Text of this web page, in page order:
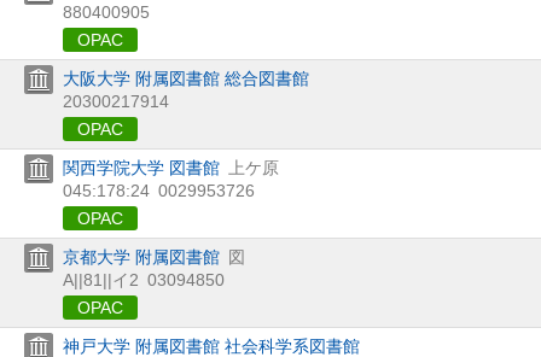
880400905
OPAC
大阪大学 附属図書館 総合図書館
20300217914
OPAC
関西学院大学 図書館
上ケ原
045:178:24 0029953726
OPAC
京都大学 附属図書館 図
A||81||イ2 03094850
OPAC
神戸大学 附属図書館 社会科学系図書館